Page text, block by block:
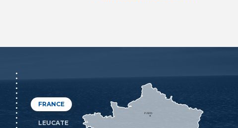
FRANCE
LEUCATE
PARIS